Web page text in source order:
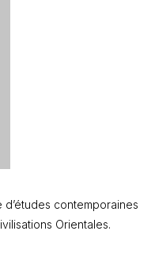
d’études contemporaines
Orientales.